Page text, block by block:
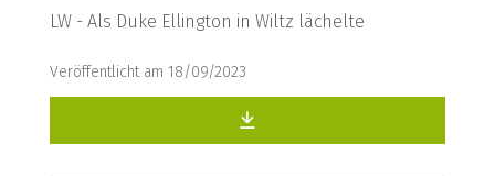
LW - Als Duke Ellington in Wiltz lächelte
Veröffentlicht am 18/09/2023